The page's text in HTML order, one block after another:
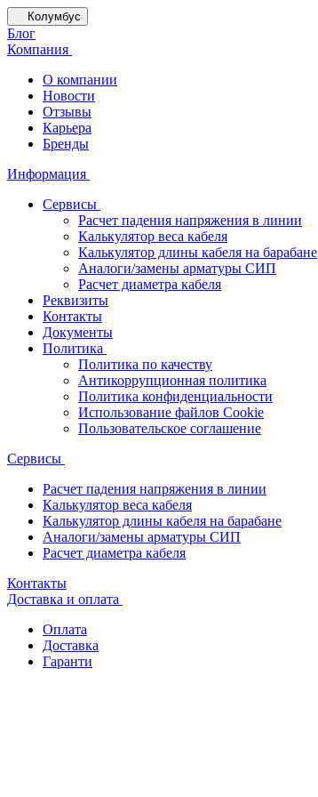
Колумбус
Блог
Компания
О компании
Новости
Отзывы
Карьера
Бренды
Информация
Сервисы
Расчет падения напряжения в линии
Калькулятор веса кабеля
Калькулятор длины кабеля на барабане
Аналоги/замены арматуры СИП
Расчет диаметра кабеля
Реквизиты
Контакты
Документы
Политика
Политика по качеству
Антикоррупционная политика
Политика конфиденциальности
Использование файлов Cookie
Пользовательское соглашение
Сервисы
Расчет падения напряжения в линии
Калькулятор веса кабеля
Калькулятор длины кабеля на барабане
Аналоги/замены арматуры СИП
Расчет диаметра кабеля
Контакты
Доставка и оплата
Оплата
Доставка
Гаранти